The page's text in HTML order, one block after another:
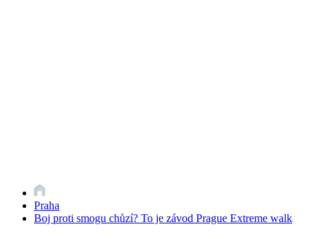
Praha
Boj proti smogu chůzí? To je závod Prague Extreme walk